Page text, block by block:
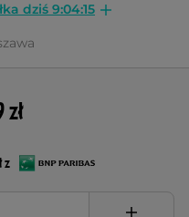
dziś 9:04:14
z